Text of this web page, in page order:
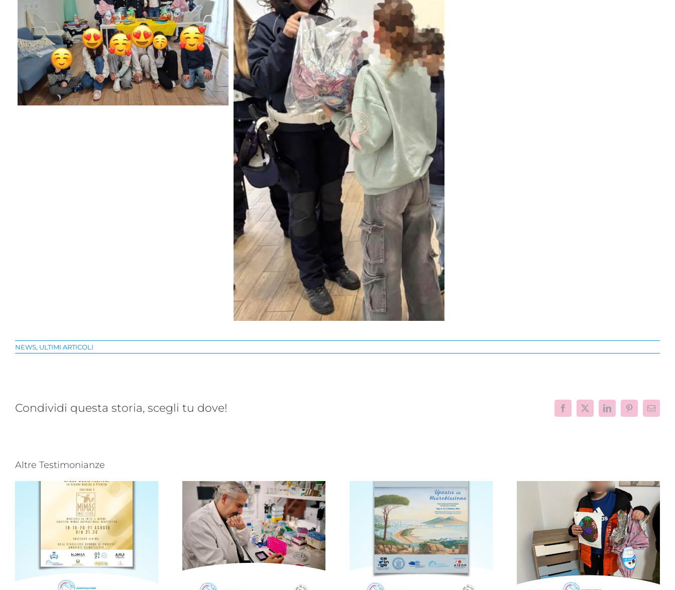
NEWS, ULTIMI ARTICOLI
Condividi questa storia, scegli tu dove! Facebook
X LinkedInPinterestEmail
Altre Testimonianze
Progetto “VAMOLAA,
in campo anche
l’Università La
Sapienza di Roma
Novità dalla ricerca
scientifica: convegno
a Napoli
Avellino, infanzia al
centro con la
campagna “Cerco un
uovo amico”
Il Mimas Music
Festival per la ricerca
sul neuroblastoma